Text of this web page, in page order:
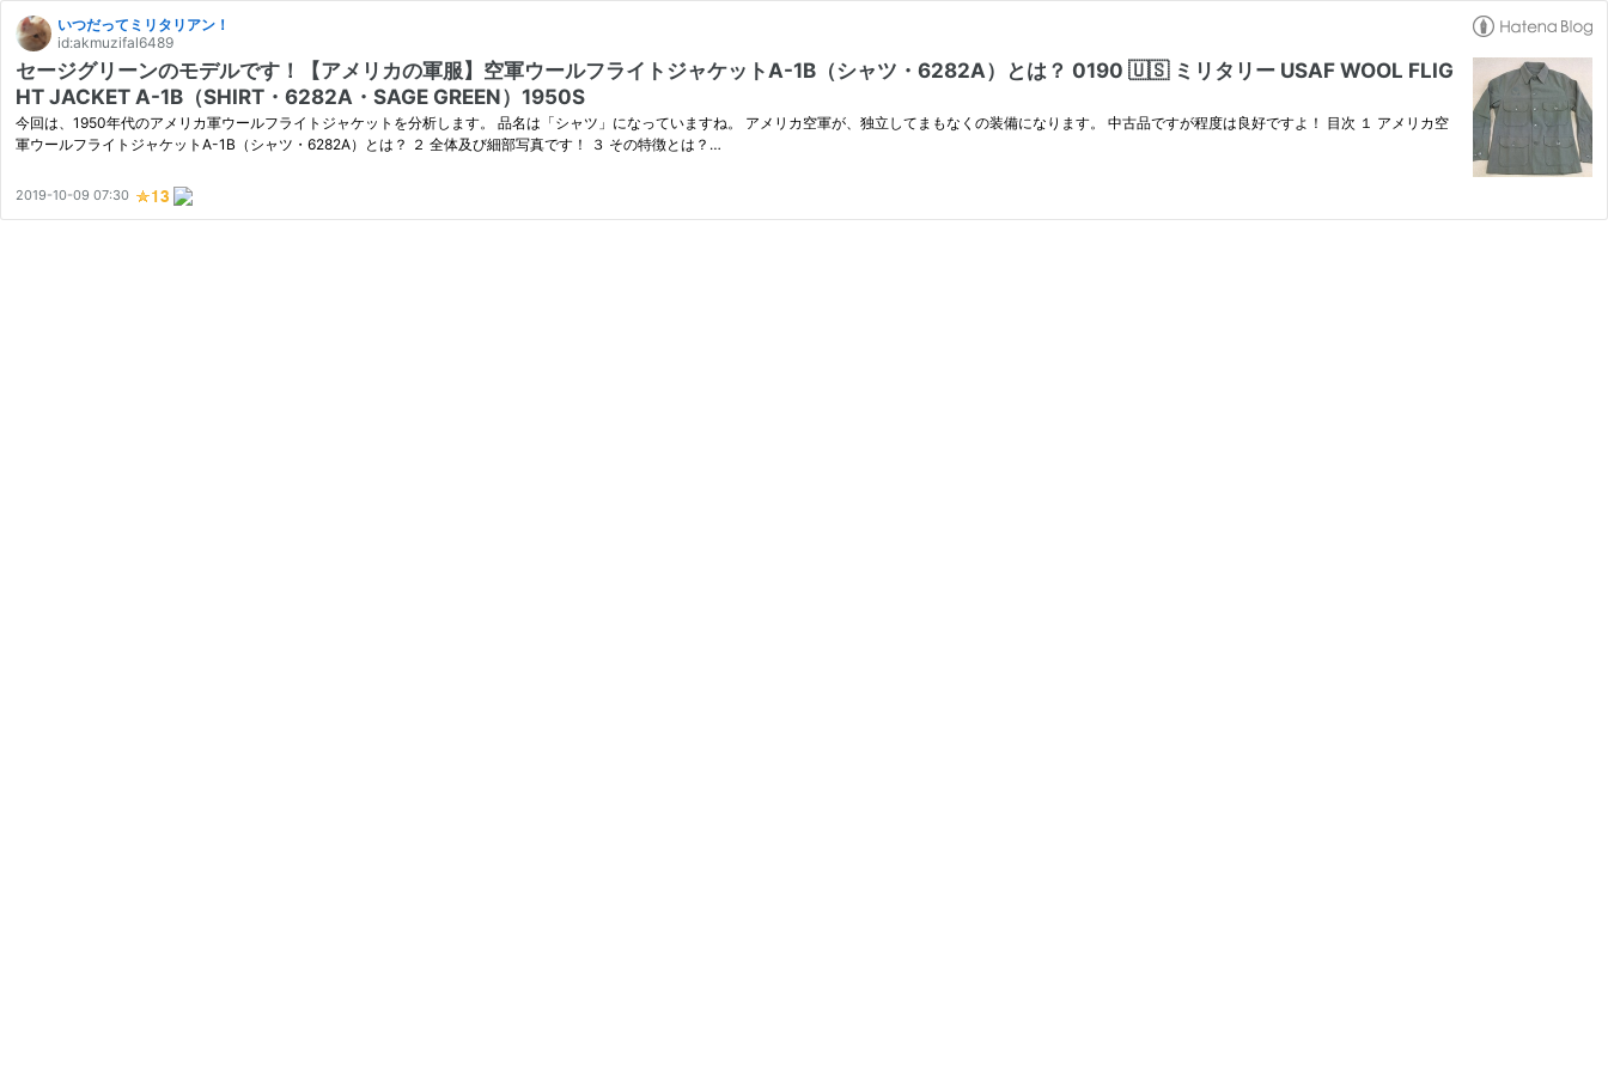
いつだってミリタリアン！
id:akmuzifal6489
セージグリーンのモデルです！【アメリカの軍服】空軍ウールフライトジャケットA-1B（シャツ・6282A）とは？ 0190 🇺🇸 ミリタリー USAF WOOL FLIG
HT JACKET A-1B（SHIRT・6282A・SAGE GREEN）1950S
今回は、1950年代のアメリカ軍ウールフライトジャケットを分析します。 品名は「シャツ」になっていますね。 アメリカ空軍が、独立してまもなくの装備になります。 中古品ですが程度は良好ですよ！ 目次 １ アメリカ空
軍ウールフライトジャケットA-1B（シャツ・6282A）とは？ ２ 全体及び細部写真です！ ３ その特徴とは？…
2019-10-09 07:30